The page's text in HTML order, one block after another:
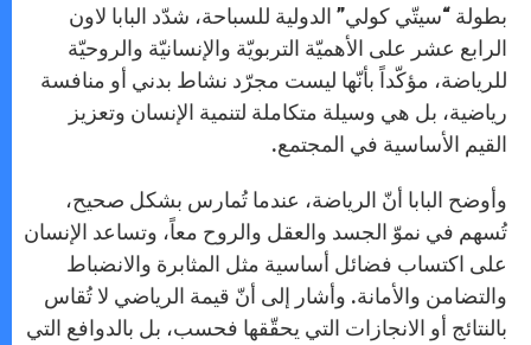
بطولة “سيتّي كولي” الدولية للسباحة، شدّد البابا لاون
الرابع عشر على الأهميّة التربويّة والإنسانيّة والروحيّة
للرياضة، مؤكّداً بأنّها ليست مجرّد نشاط بدني أو منافسة
رياضية، بل هي وسيلة متكاملة لتنمية الإنسان وتعزيز
القيم الأساسية في المجتمع.
وأوضح البابا أنّ الرياضة، عندما تُمارس بشكل صحيح،
تُسهم في نموّ الجسد والعقل والروح معاً، وتساعد الإنسان
على اكتساب فضائل أساسية مثل المثابرة والانضباط
والتضامن والأمانة. وأشار إلى أنّ قيمة الرياضي لا تُقاس
بالنتائج أو الانجازات التي يحقّقها فحسب، بل بالدوافع التي